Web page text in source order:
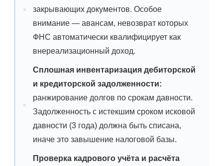
закрывающих документов. Особое
внимание — авансам, невозврат которых
ФНС автоматически квалифицирует как
внереализационный доход.
Сплошная инвентаризация дебиторской
и кредиторской задолженности:
ранжирование долгов по срокам давности.
Задолженность с истекшим сроком исковой
давности (3 года) должна быть списана,
иначе это завышение налоговой базы.
Проверка кадрового учёта и расчёта